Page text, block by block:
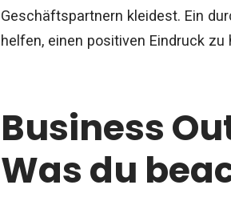
Geschäftspartnern kleidest. Ein
helfen, einen positiven Eindruck zu
Business
Was du